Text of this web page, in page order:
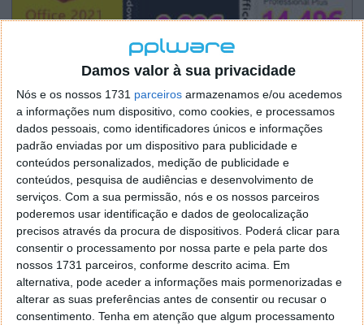
Damos valor à sua privacidade
Nós e os nossos 1731 parceiros armazenamos e/ou acedemos
a informações num dispositivo, como cookies, e processamos
dados pessoais, como identificadores únicos e informações
padrão enviadas por um dispositivo para publicidade e
conteúdos personalizados, medição de publicidade e
conteúdos, pesquisa de audiências e desenvolvimento de
serviços. Com a sua permissão, nós e os nossos parceiros
poderemos usar identificação e dados de geolocalização
precisos através da procura de dispositivos. Poderá clicar para
consentir o processamento por nossa parte e pela parte dos
nossos 1731 parceiros, conforme descrito acima. Em
alternativa, pode aceder a informações mais pormenorizadas e
alterar as suas preferências antes de consentir ou recusar o
consentimento. Tenha em atenção que algum processamento